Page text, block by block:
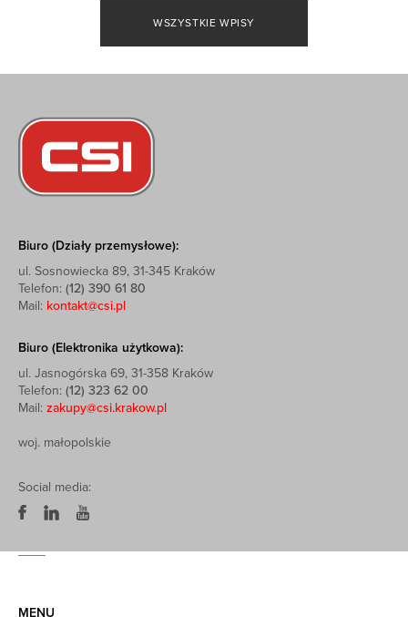
WSZYSTKIE WPISY
Biuro (Działy przemysłowe):
ul. Sosnowiecka 89, 31-345 Kraków
Telefon: (12) 390 61 80
Mail: kontakt@csi.pl
Biuro (Elektronika użytkowa):
ul. Jasnogórska 69, 31-358 Kraków
Telefon: (12) 323 62 00
Mail: zakupy@csi.krakow.pl
woj. małopolskie
Social media:
MENU